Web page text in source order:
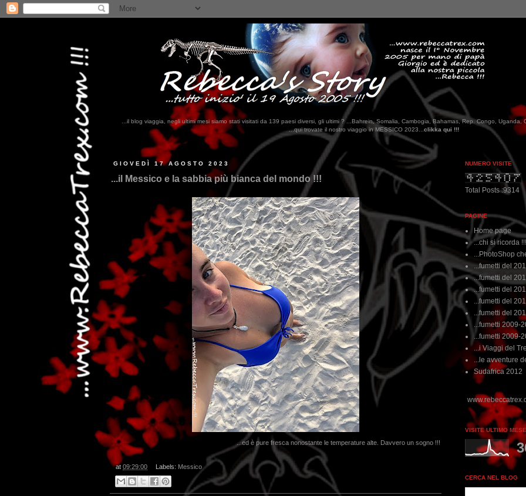
...il blog viaggia, negli ultimi mesi siamo stati visitati da 139 paesi diversi, gli ultimi ? ...Bahrein, Somalia, Cambogia, Bahamas, Rep. Congo, Uganda,
...qui trovate il nostro viaggio in MESSICO 2023...clikka qui !!!
GIOVEDÌ 17 AGOSTO 2023
...il Messico e la sabbia più bianca del mondo !!!
...ed è pure fresca nonostante le temperature alte. Davvero un sogno !!!
at 09:29:00 Labels: Messico
NUMERO VISITE
Total Posts :9314
PAGINE
Home page
...chi si ricorda !!!
...PhotoShop
...fumetti del
...fumetti del
...fumetti del
...fumetti del
...fumetti del
...fumetti 2009-
...fumetti 2009-
...i Viaggi del
...le avventure
Sudafrica 2012
VISITE ULTIMO MESE
CERCA NEL BLOG